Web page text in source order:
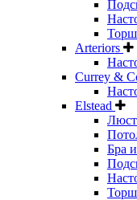
Arteriors
Currey &
Elstead
Бра